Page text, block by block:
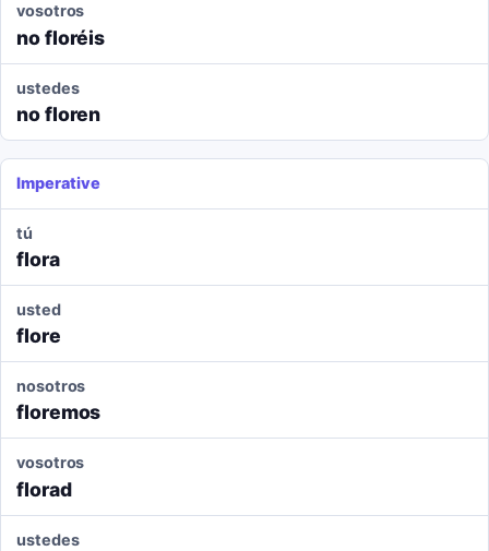
vosotros
no floréis
ustedes
no floren
Imperative
tú
flora
usted
flore
nosotros
floremos
vosotros
florad
ustedes